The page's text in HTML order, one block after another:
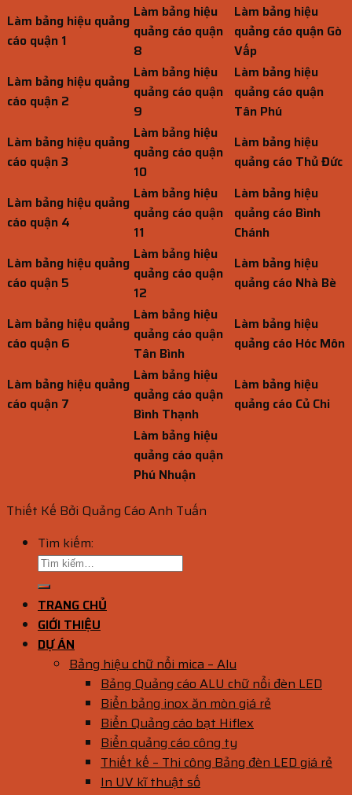
Làm bảng hiệu quảng
cáo quận 1
Làm bảng hiệu
quảng cáo quận
8
Làm bảng hiệu
quảng cáo quận Gò
Vấp
Làm bảng hiệu quảng
cáo quận 2
Làm bảng hiệu
quảng cáo quận
9
Làm bảng hiệu
quảng cáo quận
Tân Phú
Làm bảng hiệu quảng
cáo quận 3
Làm bảng hiệu
quảng cáo quận
10
Làm bảng hiệu
quảng cáo Thủ Đức
Làm bảng hiệu quảng
cáo quận 4
Làm bảng hiệu
quảng cáo quận
11
Làm bảng hiệu
quảng cáo Bình
Chánh
Làm bảng hiệu quảng
cáo quận 5
Làm bảng hiệu
quảng cáo quận
12
Làm bảng hiệu
quảng cáo Nhà Bè
Làm bảng hiệu quảng
cáo quận 6
Làm bảng hiệu
quảng cáo quận
Tân Bình
Làm bảng hiệu
quảng cáo Hóc Môn
Làm bảng hiệu quảng
cáo quận 7
Làm bảng hiệu
quảng cáo quận
Bình Thạnh
Làm bảng hiệu
quảng cáo Củ Chi
Làm bảng hiệu
quảng cáo quận
Phú Nhuận
Thiết Kế Bởi Quảng Cáo Anh Tuấn
Tìm kiếm:
TRANG CHỦ
GIỚI THIỆU
DỰ ÁN
Bảng hiệu chữ nổi mica – Alu
Bảng Quảng cáo ALU chữ nổi đèn LED
Biển bảng inox ăn mòn giá rẻ
Biển Quảng cáo bạt Hiflex
Biển quảng cáo công ty
Thiết kế – Thi công Bảng đèn LED giá rẻ
In UV kĩ thuật số